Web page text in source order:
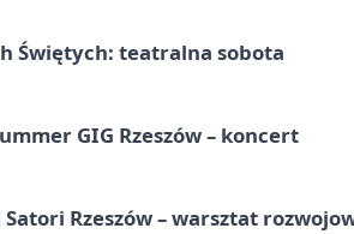
Świętych: teatralna sobota
GIG Rzeszów – koncert
Satori Rzeszów – warsztat